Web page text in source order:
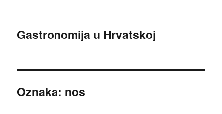
Gastronomija u Hrvatskoj
Oznaka: nos